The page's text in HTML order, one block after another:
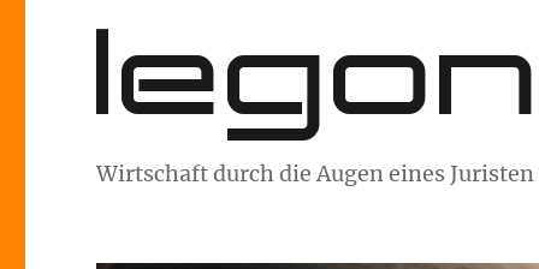
Wirtschaft durch die Augen eines Juristen